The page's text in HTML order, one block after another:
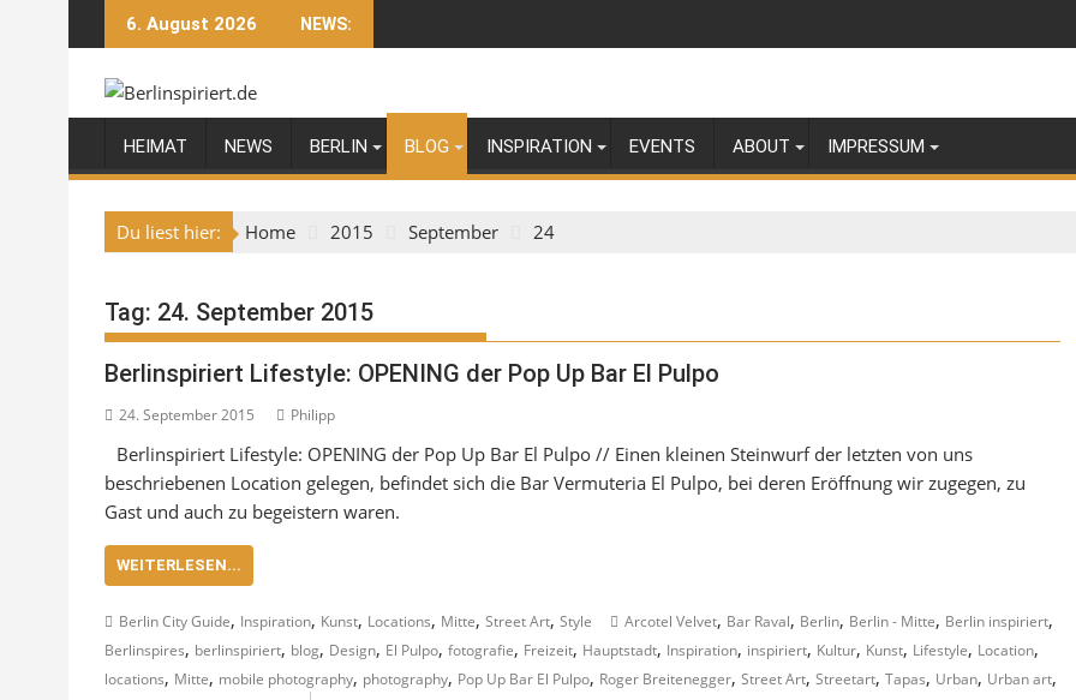
to
6. August 2026 NEWS:
HEIMAT NEWS BERLIN BLOG INSPIRATION EVENTS ABOUT IMPRESSUM
Du liest hier: Home 2015 September 24
Tag: 24. September 2015
Berlinspiriert Lifestyle: OPENING der Pop Up Bar El Pulpo
24. September 2015 Philipp
Berlinspiriert Lifestyle: OPENING der Pop Up Bar El Pulpo // Einen kleinen Steinwurf der letzten von uns
beschriebenen Location gelegen, befindet sich die Bar Vermuteria El Pulpo, bei deren Eröffnung wir zugegen, zu
Gast und auch zu begeistern waren.
WEITERLESEN...
Berlin City Guide, Inspiration, Kunst, Locations, Mitte, Street Art, Style Arcotel Velvet, Bar Raval, Berlin, Berlin - Mitte, Berlin inspiriert,
Berlinspires, berlinspiriert, blog, Design, El Pulpo, fotografie, Freizeit, Hauptstadt, Inspiration, inspiriert, Kultur, Kunst, Lifestyle, Location,
locations, Mitte, mobile photography, photography, Pop Up Bar El Pulpo, Roger Breitenegger, Street Art, Streetart, Tapas, Urban, Urban art,